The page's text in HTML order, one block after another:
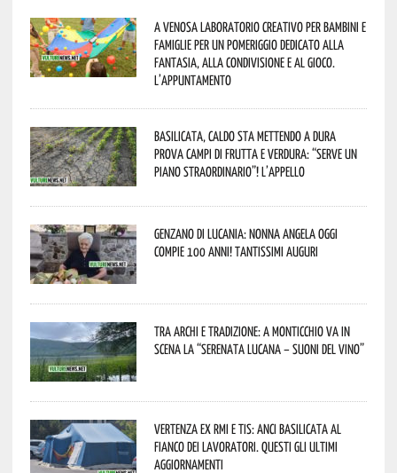
A Venosa laboratorio creativo per bambini e
famiglie per un pomeriggio dedicato alla
fantasia, alla condivisione e al gioco.
L’appuntamento
Basilicata, caldo sta mettendo a dura
prova campi di frutta e verdura: “Serve un
piano straordinario”! L’appello
Genzano di Lucania: nonna Angela oggi
compie 100 anni! Tantissimi auguri
Tra archi e tradizione: a Monticchio va in
scena la “Serenata lucana – suoni del vino”
Vertenza ex RMI e TIS: ANCI Basilicata al
fianco dei lavoratori. Questi gli ultimi
aggiornamenti